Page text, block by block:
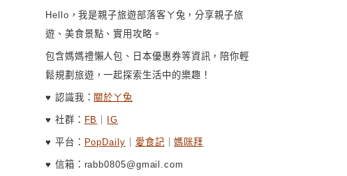
Hello，我是親子旅遊部落客ㄚ兔，分享親子旅
遊、美食景點、實用攻略。
包含媽媽禮懶人包、日本優惠券等資訊，陪你輕
鬆規劃旅遊，一起探索生活中的樂趣！
♥ 認識我： 關於ㄚ兔
♥ 社群： FB IG
♥ 平台： PopDaily 愛食記 ｜媽咪拜
♥ 信箱：rabb0805@gmail.com